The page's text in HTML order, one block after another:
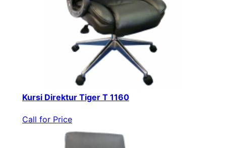
Kursi Direktur Tiger T 1160
Call for Price